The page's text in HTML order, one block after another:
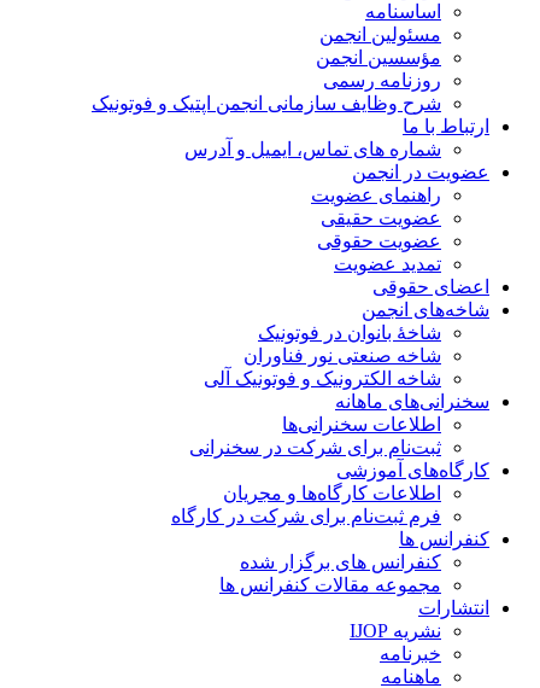
اساسنامه
مسئولین انجمن
مؤسسین انجمن
روزنامه رسمی
شرح وظایف سازمانی انجمن اپتیک و فوتونیک
ارتباط با ما
شماره های تماس، ایمیل و آدرس
عضویت در انجمن
راهنمای عضویت
عضویت حقیقی
عضویت حقوقی
تمدید عضویت
اعضای حقوقی
شاخه‌های انجمن
شاخۀ بانوان در فوتونیک
شاخه صنعتی نور فناوران
شاخه‌ الکترونیک و فوتونیک آلی
سخنرانی‌های ماهانه
اطلاعات سخنرانی‌‌ها
ثبت‌نام برای شرکت در سخنرانی
کارگاه‌های آموزشی
اطلاعات کارگاه‌ها و مجریان
فرم ثبت‌نام برای شرکت در کارگاه
کنفرانس ها
کنفرانس های برگزار شده
مجموعه مقالات کنفرانس ها
انتشارات
نشریه IJOP
خبرنامه
ماهنامه